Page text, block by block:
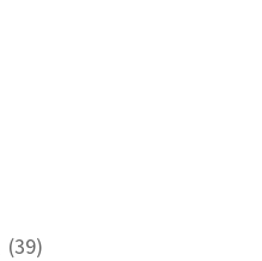
(39)